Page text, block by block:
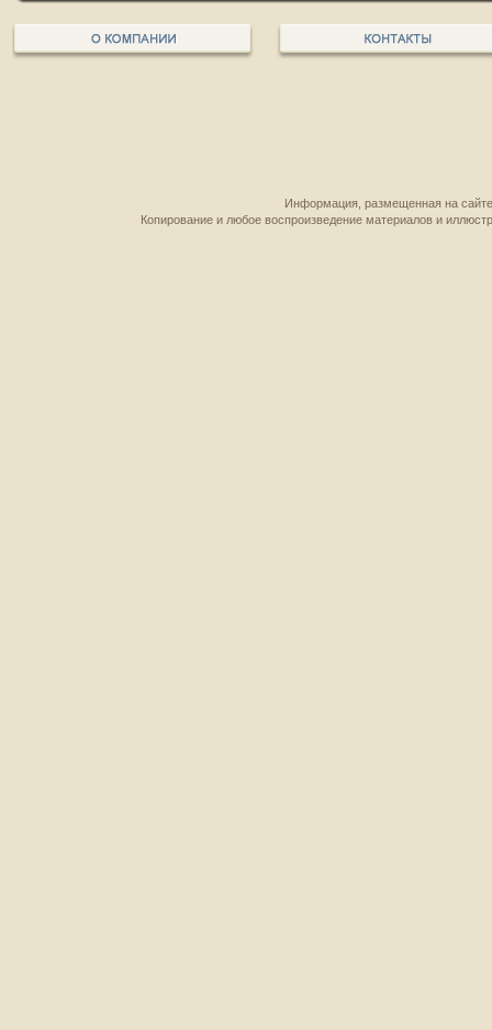
Информация, размещенная на
Копирование и любое воспроизведение материалов и